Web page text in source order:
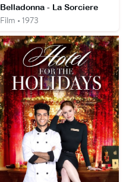
Belladonna - La Sorciere
Film • 1973